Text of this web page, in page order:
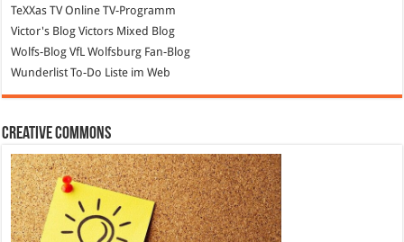
TeXXas TVOnline TV-Programm
Victor's Blog Victors Mixed Blog
Wolfs-Blog VfL Wolfsburg Fan-Blog
Wunderlist To-Do Liste im Web
Creative Commons